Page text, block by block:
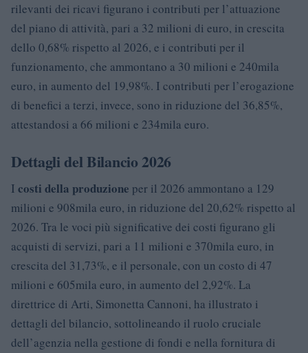
rilevanti dei ricavi figurano i contributi per l’attuazione
del piano di attività, pari a 32 milioni di euro, in crescita
dello 0,68% rispetto al 2026, e i contributi per il
funzionamento, che ammontano a 30 milioni e 240mila
euro, in aumento del 19,98%. I contributi per l’erogazione
di benefici a terzi, invece, sono in riduzione del 36,85%,
attestandosi a 66 milioni e 234mila euro.
Dettagli del Bilancio 2026
I costi della produzione per il 2026 ammontano a 129
milioni e 908mila euro, in riduzione del 20,62% rispetto al
2026. Tra le voci più significative dei costi figurano gli
acquisti di servizi, pari a 11 milioni e 370mila euro, in
crescita del 31,73%, e il personale, con un costo di 47
milioni e 605mila euro, in aumento del 2,92%. La
direttrice di Arti, Simonetta Cannoni, ha illustrato i
dettagli del bilancio, sottolineando il ruolo cruciale
dell’agenzia nella gestione di fondi e nella fornitura di